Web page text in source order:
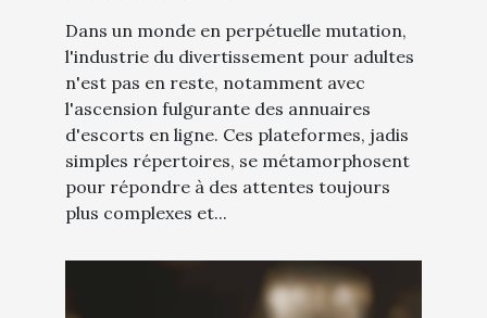
Dans un monde en perpétuelle mutation,
l'industrie du divertissement pour adultes
n'est pas en reste, notamment avec
l'ascension fulgurante des annuaires
d'escorts en ligne. Ces plateformes, jadis
simples répertoires, se métamorphosent
pour répondre à des attentes toujours
plus complexes et...